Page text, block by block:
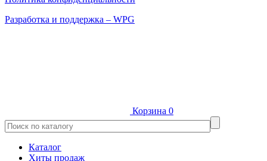
Разработка и поддержка – WPG
Корзина 0
Каталог
Хиты продаж